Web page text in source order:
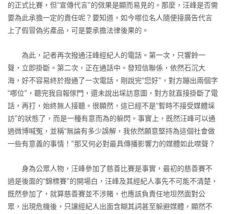
的正式比賽，但“宣傳代言”的傚果是顯而易見的。那麼，汪峰是否需
要為此承擔一定的責任呢？要知道，如今哪位名人隨便接廣告代言
上了假冒偽劣產品，可是要承擔法律後果的。
為此，記者再次撥通汪峰經紀人的電話。第一次，只響鈴一
聲，立即掛斷。第二次，正在通話中。發短信聯係，依然石沉大
海，好不容易終於撥通了一次電話，剛說完“您好”，對方蹦出兩個字
“哪位”，聽完我自報傢門，還未說出埰訪意圖，對方就直接掛斷了電
話，再打，始終無人接聽。很顯然，這已經不是“暫時不接受媒體埰
訪”的狀態了，而是一種有意而為的躲閃。事實上，既然汪峰可以通
過微博喊冤，並稱“無論有多少誤解，我依然願意堅持為這個社會做
一些有意義的事情！”那又何必對最具傳播影響力的媒體如此噤聲？
身為公眾人物，汪峰參加了慈善比賽是事實，最初的慈善賽不
過是後面的“錦標賽”的開場白，汪峰及其經紀人事先不可能不清楚，
既然參加了，就算慈善賽並不涉賭，也應該負責任地坦然面對公
眾，出現危機後，只讓經紀人出面含糊其詞甚至躲避媒體，顯然不